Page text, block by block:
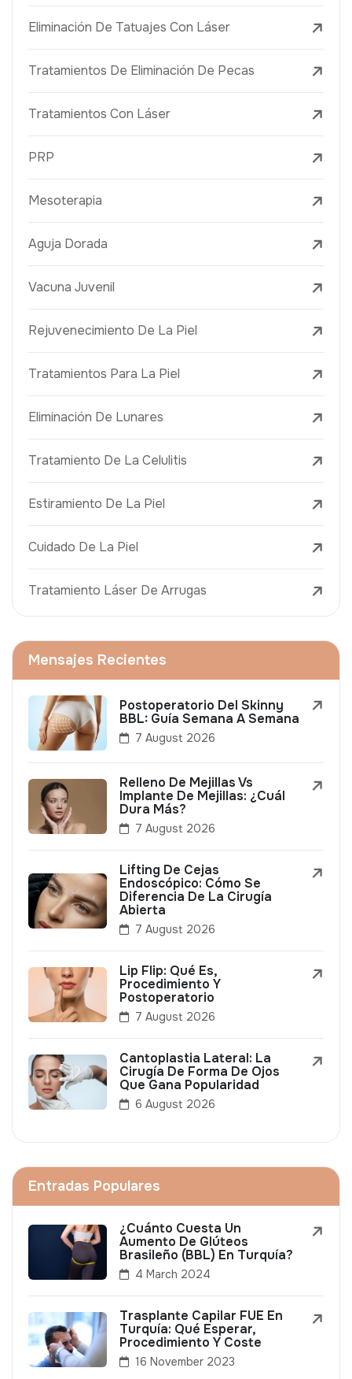
Eliminación De Tatuajes Con Láser
Tratamientos De Eliminación De Pecas
Tratamientos Con Láser
PRP
Mesoterapia
Aguja Dorada
Vacuna Juvenil
Rejuvenecimiento De La Piel
Tratamientos Para La Piel
Eliminación De Lunares
Tratamiento De La Celulitis
Estiramiento De La Piel
Cuidado De La Piel
Tratamiento Láser De Arrugas
Mensajes Recientes
Postoperatorio Del Skinny
BBL: Guía Semana A Semana
7 August 2026
Relleno De Mejillas Vs
Implante De Mejillas: ¿Cuál
Dura Más?
7 August 2026
Lifting De Cejas
Endoscópico: Cómo Se
Diferencia De La Cirugía
Abierta
7 August 2026
Lip Flip: Qué Es,
Procedimiento Y
Postoperatorio
7 August 2026
Cantoplastia Lateral: La
Cirugía De Forma De Ojos
Que Gana Popularidad
6 August 2026
Entradas Populares
¿Cuánto Cuesta Un
Aumento De Glúteos
Brasileño (BBL) En Turquía?
4 March 2024
Trasplante Capilar FUE En
Turquía: Qué Esperar,
Procedimiento Y Coste
16 November 2023